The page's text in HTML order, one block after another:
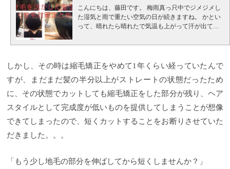
こんにちは、藤田です。 梅雨真っ只中でジメジメし
た湿気と雨で重たい空気の日が続きますね。 かとい
って、晴れたら晴れたで気温も上がって汗が出て、
思います。僕自身も広がりやすい髪してるので、そ
思います。 今回はそんな『くせ毛』に悩んでいらっ
対策』についてご紹介していきたいとおもいます。
くせ毛の原因は？どうしてくせ毛になるの？ 先天性
ってどんな感じ？？ 「くせ毛」を活かしたショート
ヘア① 「くせ毛」を活かしたショートヘア② 「くせ
Before① After① Before② After② 気になる部分だけ行
しかし、その時は縮毛矯正をやめて1年くらい経っていたんで
すが、まだまだ髪の半分以上がストレートの状態だったため
に、その状態でカットしても縮毛矯正をした部分が残り、ヘア
スタイルとして完成度が低いものを提供してしまうことが想像
できてしまったので、短くカットすることをお断りさせていた
だきました。。。
「もう少し地毛の部分を伸ばしてから短くしませんか？」